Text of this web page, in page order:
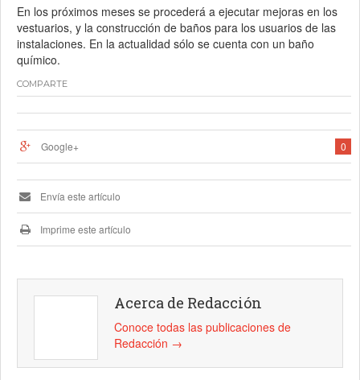
En los próximos meses se procederá a ejecutar mejoras en los
vestuarios, y la construcción de baños para los usuarios de las
instalaciones. En la actualidad sólo se cuenta con un baño
químico.
COMPARTE
0
Google+
Envía este artículo
Imprime este artículo
Acerca de Redacción
Conoce todas las publicaciones de
Redacción →